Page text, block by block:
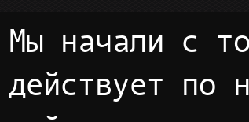
Мы начали с того, что человек
действует по